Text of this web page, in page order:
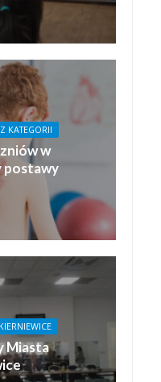
KATEGORII
w
postawy
Miasta